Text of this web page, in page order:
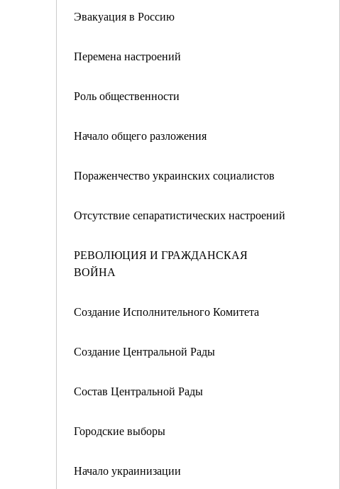
Эвакуация в Россию
Перемена настроений
Роль общественности
Начало общего разложения
Пораженчество украинских социалистов
Отсутствие сепаратистических настроений
РЕВОЛЮЦИЯ И ГРАЖДАНСКАЯ
ВОЙНА
Создание Исполнительного Комитета
Создание Центральной Рады
Состав Центральной Рады
Городские выборы
Начало украинизации